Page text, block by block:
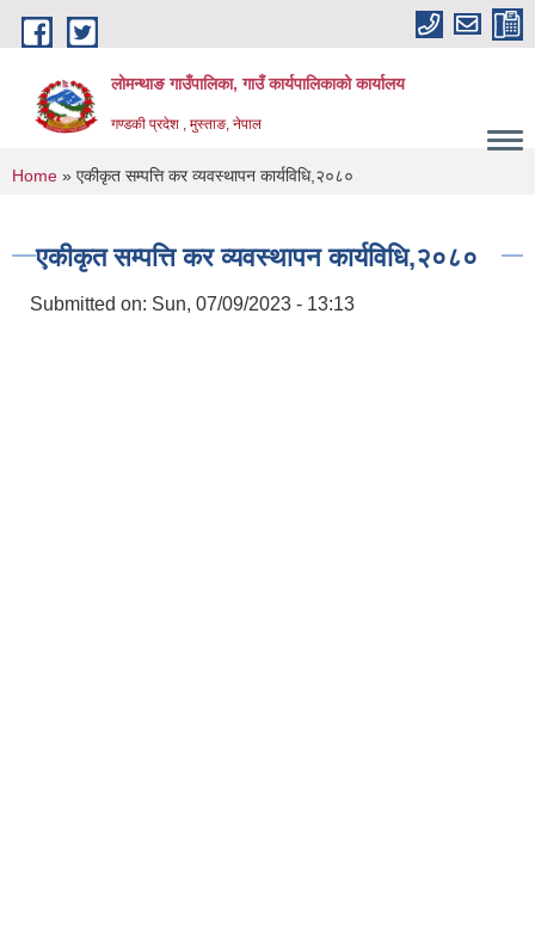
Skip to main content
लोमन्थाङ गाउँपालिका, गाउँ कार्यपालिकाको कार्यालय
गण्डकी प्रदेश , मुस्ताङ, नेपाल
You are here
Home » एकीकृत सम्पत्ति कर व्यवस्थापन कार्यविधि,२०८०
एकीकृत सम्पत्ति कर व्यवस्थापन कार्यविधि,२०८०
Submitted on: Sun, 07/09/2023 - 13:13